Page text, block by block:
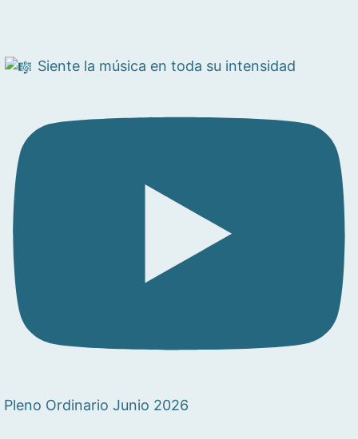
Siente la música en toda su intensidad
Pleno Ordinario Junio 2026